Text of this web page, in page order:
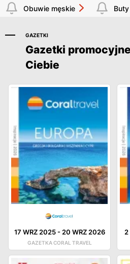
Obuwie męskie Buty
GAZETKI
Gazetki
Ciebie
17 WRZ 2025- 20 WRZ 2026
GAZETKA CORAL TRAVEL
2